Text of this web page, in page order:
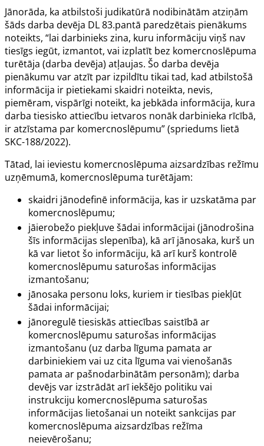
Jānorāda, ka atbilstoši judikatūrā nodibinātām atziņām
šāds darba devēja DL83.pantā paredzētais pienākums
noteikts, “lai darbinieks zina, kuru informāciju viņš nav
tiesīgs iegūt, izmantot, vai izplatīt bez komercnoslēpuma
turētāja (darba devēja) atļaujas. Šo darba devēja
pienākumu var atzīt par izpildītu tikai tad, kad atbilstošā
informācija ir pietiekami skaidri noteikta, nevis,
piemēram, vispārīgi noteikt, ka jebkāda informācija, kura
darba tiesisko attiecību ietvaros nonāk darbinieka rīcībā,
ir atzīstama par komercnoslēpumu” (spriedums lietā
SKC-188/2022).
Tātad, lai ieviestu komercnoslēpuma aizsardzības režīmu
uzņēmumā, komercnoslēpuma turētājam:
skaidri jānodefinē informācija, kas ir uzskatāma par
komercnoslēpumu;
jāierobežo piekļuve šādai informācijai (jānodrošina
šīs informācijas slepenība), kā arī jānosaka, kurš un
kā var lietot šo informāciju, kā arī kurš kontrolē
komercnoslēpumu saturošas informācijas
izmantošanu;
jānosaka personu loks, kuriem ir tiesības piekļūt
šādai informācijai;
jānoregulē tiesiskās attiecības saistībā ar
komercnoslēpumu saturošas informācijas
izmantošanu (uz darba līguma pamata ar
darbiniekiem vai uz cita līguma vai vienošanās
pamata ar pašnodarbinātām personām); darba
devējs var izstrādāt arī iekšējo politiku vai
instrukciju komercnoslēpuma saturošas
informācijas lietošanai un noteikt sankcijas par
komercnoslēpuma aizsardzības režīma
neievērošanu;